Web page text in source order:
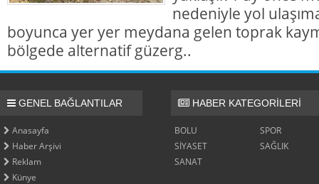
nedeniyle yol
boyunca yer yer meydana gelen toprak
bölgede alternatif güzerg..
GENEL BAĞLANTILAR
Anasayfa
Haber Arşivi
Reklam
Künye
HABER KATEGORİLERİ
BOLU
SPOR
SİYASET
SAĞLIK
SANAT